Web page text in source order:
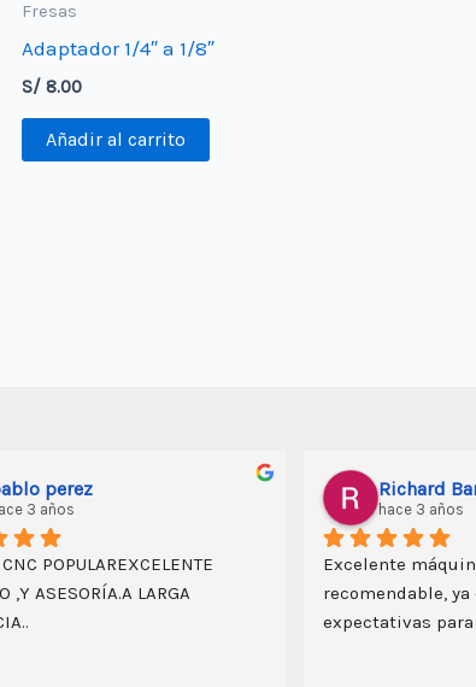
Fresas
Adaptador 1/4″ a 1/8″
S/ 8.00
Añadir al carrito
perez
3 años
POPULAREXCELENTE
,Y ASESORÍA.A LARGA
Richard
hace 3 años
Excelente
recomendable,
expectativas